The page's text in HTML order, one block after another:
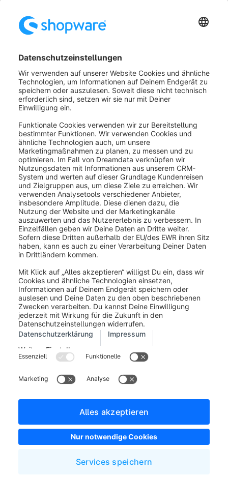
Im Tab Plugins wird Dir für Deine installierten Plugins
angezeigt, ob diese auch für Shopware 6 verfügbar
sind und die Konfigurationen übernommen werden
können.
War dieser Artikel hilfreich?
Allgemeine Geschäftsbedingungen
Entwickler Newsletter
Shopware Webseite
Cookie-Einstellungen